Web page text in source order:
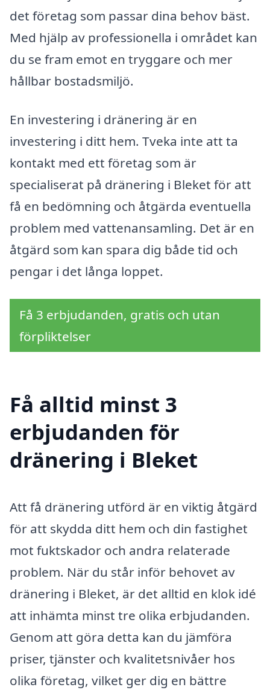
det företag som passar dina behov bäst.
Med hjälp av professionella i området kan
du se fram emot en tryggare och mer
hållbar bostadsmiljö.
En investering i dränering är en
investering i ditt hem. Tveka inte att ta
kontakt med ett företag som är
specialiserat på dränering i Bleket för att
få en bedömning och åtgärda eventuella
problem med vattenansamling. Det är en
åtgärd som kan spara dig både tid och
pengar i det långa loppet.
Få 3 erbjudanden, gratis och utan
förpliktelser
Få alltid minst 3
erbjudanden för
dränering i Bleket
Att få dränering utförd är en viktig åtgärd
för att skydda ditt hem och din fastighet
mot fuktskador och andra relaterade
problem. När du står inför behovet av
dränering i Bleket, är det alltid en klok idé
att inhämta minst tre olika erbjudanden.
Genom att göra detta kan du jämföra
priser, tjänster och kvalitetsnivåer hos
olika företag, vilket ger dig en bättre